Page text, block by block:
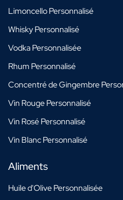
Limoncello Personnalisé
Whisky Personnalisé
Vodka Personnalisée
Rhum Personnalisé
Concentré de Gingembre
Vin Rouge Personnalisé
Vin Rosé Personnalisé
Vin Blanc Personnalisé
Aliments
Huile d'Olive Personnalisée